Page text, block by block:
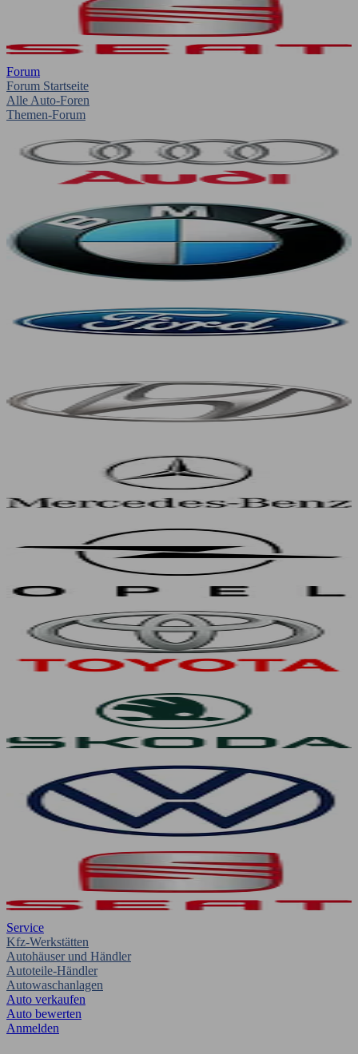
Forum
Forum Startseite
Alle Auto-Foren
Themen-Forum
Service
Kfz-Werkstätten
Autohäuser und Händler
Autoteile-Händler
Autowaschanlagen
Auto verkaufen
Auto bewerten
Anmelden